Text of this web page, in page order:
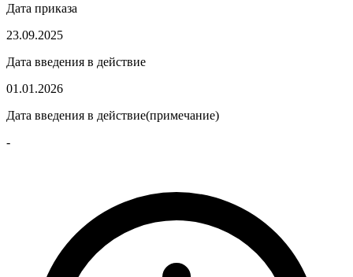
Дата приказа
23.09.2025
Дата введения в действие
01.01.2026
Дата введения в действие(примечание)
-